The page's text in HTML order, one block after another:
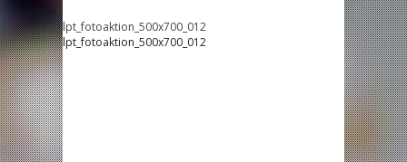
lpt_fotoaktion_500x700_012
lpt_fotoaktion_500x700_012